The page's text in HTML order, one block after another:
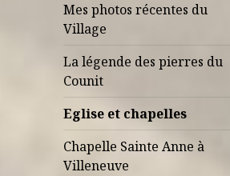
Mes photos récentes du
Village
La légende des pierres du
Counit
Eglise et chapelles
Chapelle Sainte Anne à
Villeneuve